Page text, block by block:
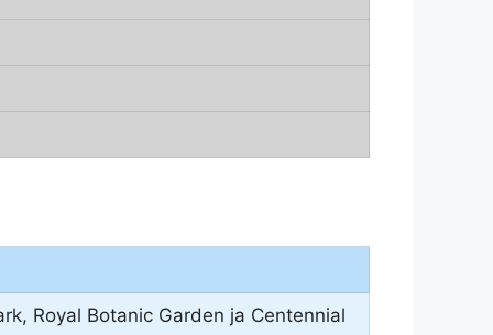
Royal Botanic Garden ja Centennial